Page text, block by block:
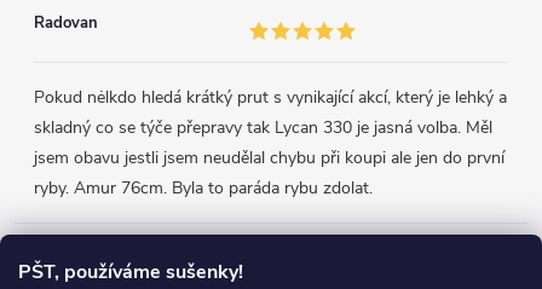
PŠT, používáme sušenky!
Radovan
Pokud nėlkdo hledá krátký prut s vynikající akcí, který je lehký a
skladný co se týče přepravy tak Lycan 330 je jasná volba. Měl
jsem obavu jestli jsem neudělal chybu při koupi ale jen do první
ryby. Amur 76cm. Byla to paráda rybu zdolat.
Přijímáme online platby